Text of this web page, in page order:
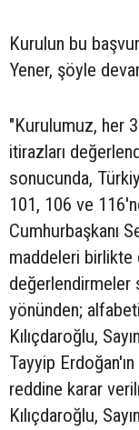
Kurulun bu
Yener, şöyle
"Kurulumuz, her
itirazları
sonucunda,
101, 106 ve
Cumhurbaşkanı
maddeleri birlikte
değerlendirmeler
yönünden;
Kılıçdaroğlu,
Tayyip
reddine karar
Kılıçdaroğlu,